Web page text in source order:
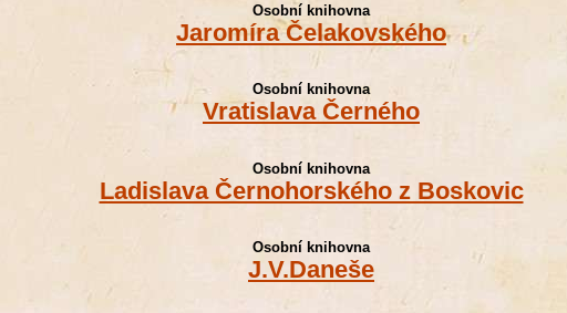
Osobní knihovna
Jaromíra Čelakovského
Osobní knihovna
Vratislava Černého
Osobní knihovna
Ladislava Černohorského z Boskovic
Osobní knihovna
J.V.Daneše